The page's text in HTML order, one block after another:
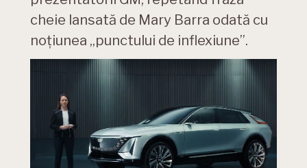
cheie lansată de Mary Barra odată cu
noțiunea „punctului de inflexiune”.